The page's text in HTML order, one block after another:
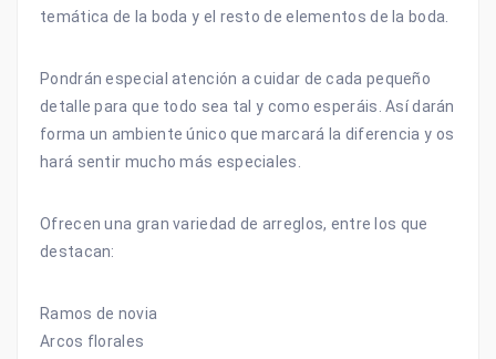
temática de la boda y el resto de elementos de la boda.
Pondrán especial atención a cuidar de cada pequeño
detalle para que todo sea tal y como esperáis. Así darán
forma un ambiente único que marcará la diferencia y os
hará sentir mucho más especiales.
Ofrecen una gran variedad de arreglos, entre los que
destacan:
Ramos de novia
Arcos florales